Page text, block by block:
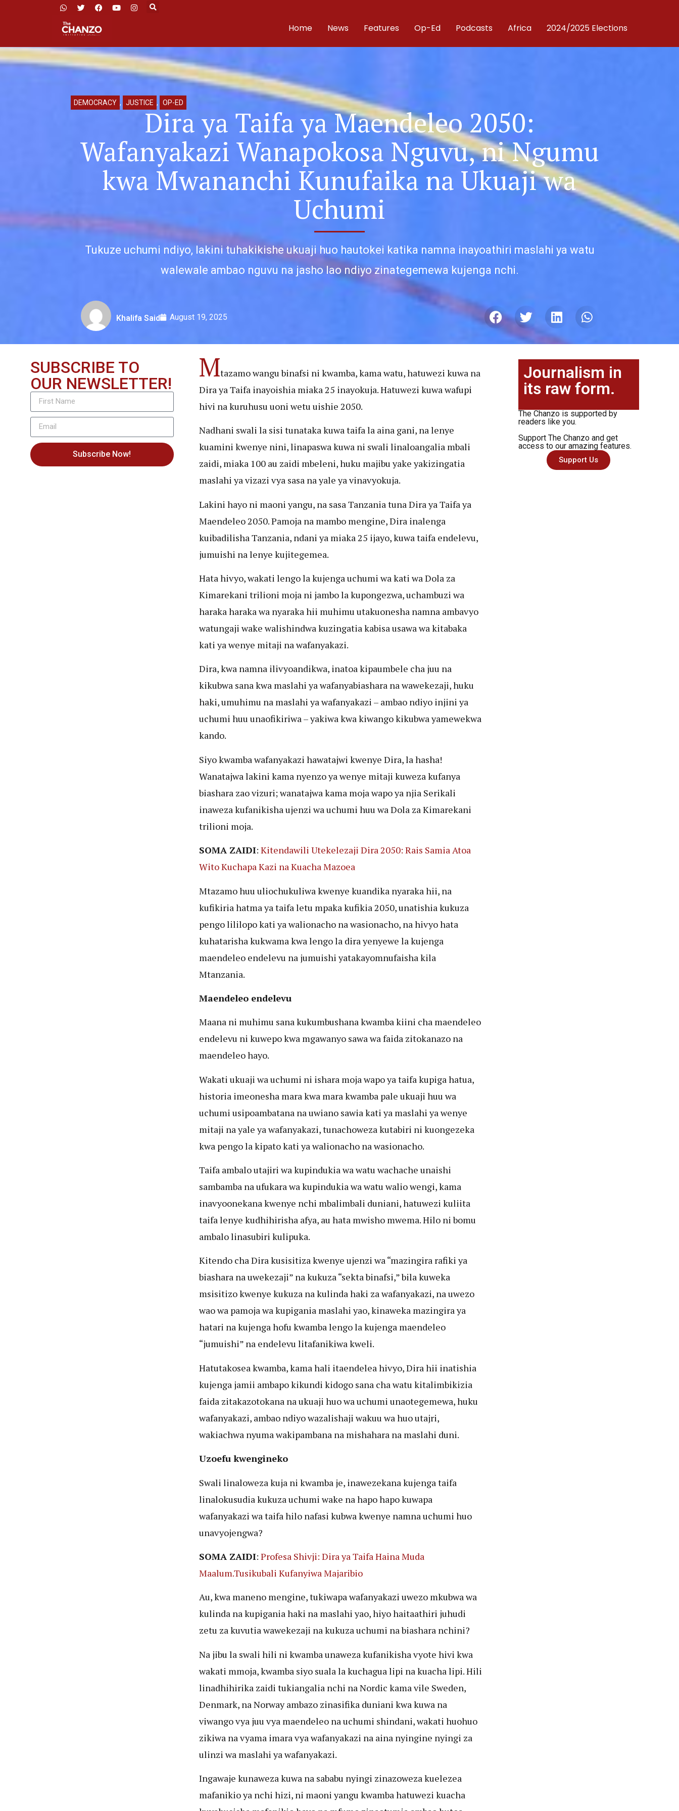
Home News Features Op-Ed Podcasts Africa 2024/2025 Elections
DEMOCRACY , JUSTICE , OP-ED
Dira ya Taifa ya Maendeleo 2050:
Wafanyakazi Wanapokosa Nguvu, ni Ngumu
kwa Mwananchi Kunufaika na Ukuaji wa
Uchumi
Tukuze uchumi ndiyo, lakini tuhakikishe ukuaji huo hautokei katika namna inayoathiri maslahi ya watu
walewale ambao nguvu na jasho lao ndiyo zinategemewa kujenga nchi.
Khalifa Said August 19, 2025
SUBSCRIBE TO
OUR NEWSLETTER!
Subscribe Now!
Mtazamo wangu binafsi ni kwamba, kama watu, hatuwezi kuwa na
Dira ya Taifa inayoishia miaka 25 inayokuja. Hatuwezi kuwa wafupi
hivi na kuruhusu uoni wetu uishie 2050.
Nadhani swali la sisi tunataka kuwa taifa la aina gani, na lenye
kuamini kwenye nini, linapaswa kuwa ni swali linaloangalia mbali
zaidi, miaka 100 au zaidi mbeleni, huku majibu yake yakizingatia
maslahi ya vizazi vya sasa na yale ya vinavyokuja.
Lakini hayo ni maoni yangu, na sasa Tanzania tuna Dira ya Taifa ya
Maendeleo 2050. Pamoja na mambo mengine, Dira inalenga
kuibadilisha Tanzania, ndani ya miaka 25 ijayo, kuwa taifa endelevu,
jumuishi na lenye kujitegemea.
Hata hivyo, wakati lengo la kujenga uchumi wa kati wa Dola za
Kimarekani trilioni moja ni jambo la kupongezwa, uchambuzi wa
haraka haraka wa nyaraka hii muhimu utakuonesha namna ambavyo
watungaji wake walishindwa kuzingatia kabisa usawa wa kitabaka
kati ya wenye mitaji na wafanyakazi.
Dira, kwa namna ilivyoandikwa, inatoa kipaumbele cha juu na
kikubwa sana kwa maslahi ya wafanyabiashara na wawekezaji, huku
haki, umuhimu na maslahi ya wafanyakazi – ambao ndiyo injini ya
uchumi huu unaofikiriwa – yakiwa kwa kiwango kikubwa yamewekwa
kando.
Siyo kwamba wafanyakazi hawatajwi kwenye Dira, la hasha!
Wanatajwa lakini kama nyenzo ya wenye mitaji kuweza kufanya
biashara zao vizuri; wanatajwa kama moja wapo ya njia Serikali
inaweza kufanikisha ujenzi wa uchumi huu wa Dola za Kimarekani
trilioni moja.
SOMA ZAIDI: Kitendawili Utekelezaji Dira 2050: Rais Samia Atoa
Wito Kuchapa Kazi na Kuacha Mazoea
Mtazamo huu uliochukuliwa kwenye kuandika nyaraka hii, na
kufikiria hatma ya taifa letu mpaka kufikia 2050, unatishia kukuza
pengo lililopo kati ya walionacho na wasionacho, na hivyo hata
kuhatarisha kukwama kwa lengo la dira yenyewe la kujenga
maendeleo endelevu na jumuishi yatakayomnufaisha kila
Mtanzania.
Maendeleo endelevu
Maana ni muhimu sana kukumbushana kwamba kiini cha maendeleo
endelevu ni kuwepo kwa mgawanyo sawa wa faida zitokanazo na
maendeleo hayo.
Wakati ukuaji wa uchumi ni ishara moja wapo ya taifa kupiga hatua,
historia imeonesha mara kwa mara kwamba pale ukuaji huu wa
uchumi usipoambatana na uwiano sawia kati ya maslahi ya wenye
mitaji na yale ya wafanyakazi, tunachoweza kutabiri ni kuongezeka
kwa pengo la kipato kati ya walionacho na wasionacho.
Taifa ambalo utajiri wa kupindukia wa watu wachache unaishi
sambamba na ufukara wa kupindukia wa watu walio wengi, kama
inavyoonekana kwenye nchi mbalimbali duniani, hatuwezi kuliita
taifa lenye kudhihirisha afya, au hata mwisho mwema. Hilo ni bomu
ambalo linasubiri kulipuka.
Kitendo cha Dira kusisitiza kwenye ujenzi wa “mazingira rafiki ya
biashara na uwekezaji” na kukuza “sekta binafsi,” bila kuweka
msisitizo kwenye kukuza na kulinda haki za wafanyakazi, na uwezo
wao wa pamoja wa kupigania maslahi yao, kinaweka mazingira ya
hatari na kujenga hofu kwamba lengo la kujenga maendeleo
“jumuishi” na endelevu litafanikiwa kweli.
Hatutakosea kwamba, kama hali itaendelea hivyo, Dira hii inatishia
kujenga jamii ambapo kikundi kidogo sana cha watu kitalimbikizia
faida zitakazotokana na ukuaji huo wa uchumi unaotegemewa, huku
wafanyakazi, ambao ndiyo wazalishaji wakuu wa huo utajri,
wakiachwa nyuma wakipambana na mishahara na maslahi duni.
Uzoefu kwengineko
Swali linaloweza kuja ni kwamba je, inawezekana kujenga taifa
linalokusudia kukuza uchumi wake na hapo hapo kuwapa
wafanyakazi wa taifa hilo nafasi kubwa kwenye namna uchumi huo
unavyojengwa?
SOMA ZAIDI: Profesa Shivji: Dira ya Taifa Haina Muda
Maalum.Tusikubali Kufanyiwa Majaribio
Au, kwa maneno mengine, tukiwapa wafanyakazi uwezo mkubwa wa
kulinda na kupigania haki na maslahi yao, hiyo haitaathiri juhudi
zetu za kuvutia wawekezaji na kukuza uchumi na biashara nchini?
Na jibu la swali hili ni kwamba unaweza kufanikisha vyote hivi kwa
wakati mmoja, kwamba siyo suala la kuchagua lipi na kuacha lipi. Hili
linadhihirika zaidi tukiangalia nchi na Nordic kama vile Sweden,
Denmark, na Norway ambazo zinasifika duniani kwa kuwa na
viwango vya juu vya maendeleo na uchumi shindani, wakati huohuo
zikiwa na vyama imara vya wafanyakazi na aina nyingine nyingi za
ulinzi wa maslahi ya wafanyakazi.
Ingawaje kunaweza kuwa na sababu nyingi zinazoweza kuelezea
mafanikio ya nchi hizi, ni maoni yangu kwamba hatuwezi kuacha
Journalism in
its raw form.
The Chanzo is supported by
readers like you.
Support The Chanzo and get
access to our amazing features.
Support Us